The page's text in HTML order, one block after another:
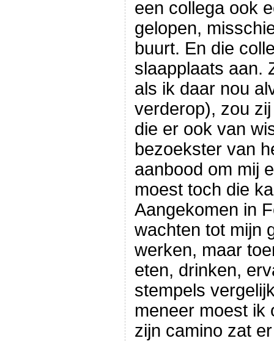
een collega ook
gelopen,
buurt. En die
slaapplaats aan.
als ik daar nou
verderop), zou
die er ook van
bezoekster van
aanbood om mij
moest toch die
Aangekomen in
wachten tot mijn
werken, maar
eten, drinken,
stempels
meneer moest ik
zijn camino zat